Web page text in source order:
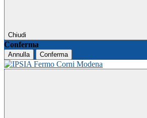
Chiudi
Conferma
Annulla Conferma